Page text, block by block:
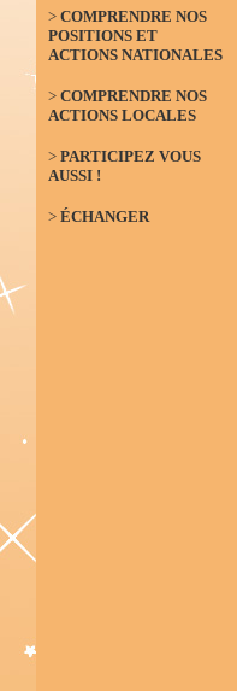
> COMPRENDRE NOS
POSITIONS ET
ACTIONS NATIONALES
> COMPRENDRE NOS
ACTIONS LOCALES
> PARTICIPEZ VOUS
AUSSI !
> ÉCHANGER